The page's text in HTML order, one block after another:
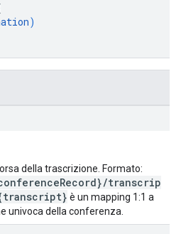
)
della trascrizione. Formato:
transcrip
è un mapping 1:1 a
univoca della conferenza.